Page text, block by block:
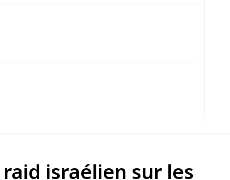
israélien sur les